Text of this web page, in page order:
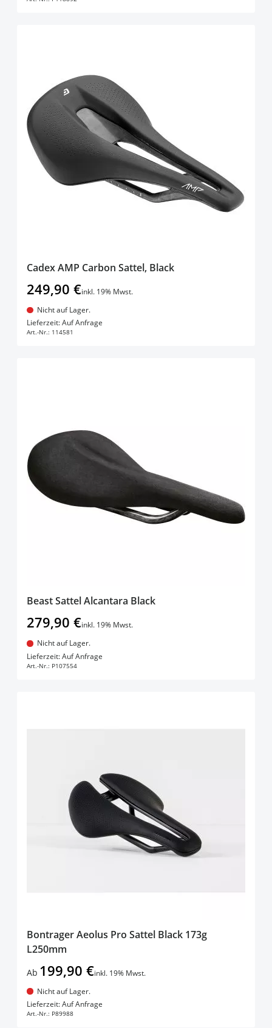
Cadex AMP Carbon Sattel, Black
249,90 €inkl. 19% Mwst.
Nicht auf Lager.
Lieferzeit: Auf Anfrage
Art.-Nr.: 114581
In den Warenkorb
Beast Sattel Alcantara Black
279,90 €inkl. 19% Mwst.
Nicht auf Lager.
Lieferzeit: Auf Anfrage
Art.-Nr.: P107554
In den Warenkorb
Bontrager Aeolus Pro Sattel Black 173g
L250mm
Ab 199,90 €inkl. 19% Mwst.
Nicht auf Lager.
Lieferzeit: Auf Anfrage
Art.-Nr.: P89988
In den Warenkorb